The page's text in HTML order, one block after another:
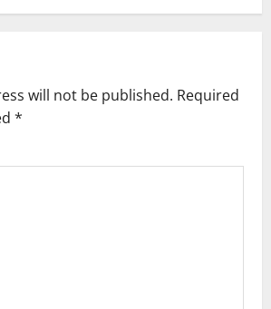
will not be published. Required
*